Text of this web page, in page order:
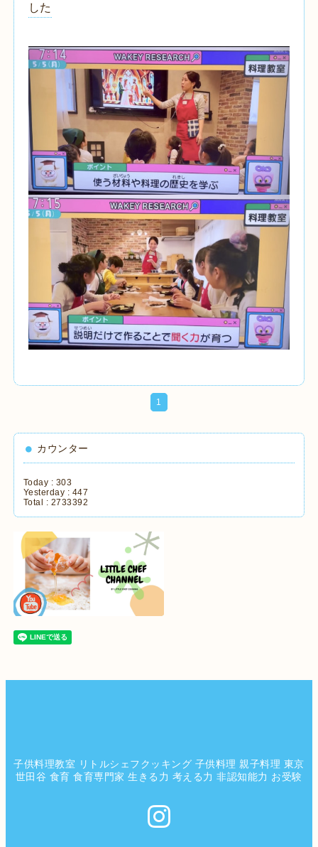
した
1
カウンター
Today : 303
Yesterday : 447
Total : 2733392
子供料理教室 リトルシェフクッキング 子供料理 親子料理 東京
世田谷 食育 食育専門家 生きる力 考える力 非認知能力 お受験